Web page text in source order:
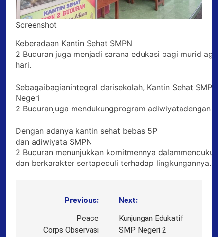
Screenshot
Keberadaan Kantin Sehat SMPN
2 Buduran juga menjadi sarana edukasi bagi murid
hari.
Sebagaibagianintegral darisekolah, Kantin Sehat SMP
Negeri
2 Buduranjuga mendukungprogram adiwiyatadengan
Dengan adanya kantin sehat bebas 5P
dan adiwiyata SMPN
2 Buduran menunjukkan komitmennya
dan berkarakter sertapeduli terhadap lingkungannya.
navigation
Previous:
Peace
Corps Observasi
Next:
Kunjungan Edukatif
SMP Negeri 2